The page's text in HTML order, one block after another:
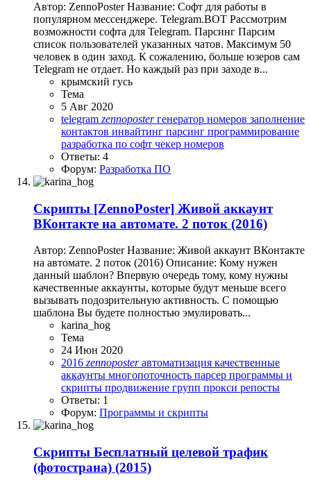
Автор: ZennoPoster Название: Софт для работы в
популярном мессенджере. Telegram.BOT Рассмотрим
возможности софта для Telegram. Парсинг Парсим
список пользователей указанных чатов. Максимум 50
человек в один заход. К сожалению, больше юзеров сам
Telegram не отдает. Но каждый раз при заходе в...
крымский гусь
Тема
5 Авг 2020
telegram zennoposter генератор номеров заполнение
контактов инвайтинг парсинг программирование
разработка по софт чекер номеров
Ответы: 4
Форум: Разработка ПО
Скрипты [ZennoPoster] Живой аккаунт
ВКонтакте на автомате. 2 поток (2016)
Автор: ZennoPoster Название: Живой аккаунт ВКонтакте
на автомате. 2 поток (2016) Описание: Кому нужен
данный шаблон? Впервую очередь тому, кому нужны
качественные аккаунты, которые будут меньше всего
вызывать подозрительную активность. С помощью
шаблона Вы будете полностью эмулировать...
karina_hog
Тема
24 Июн 2020
2016 zennoposter автоматизация качественные
аккаунты многопоточность парсер программы и
скрипты продвижение групп прокси репосты
Ответы: 1
Форум: Программы и скрипты
Скрипты Бесплатный целевой трафик
(фотострана) (2015)